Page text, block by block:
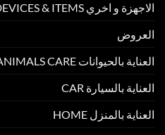
الاجهزة و اخري DEVICES & ITEMS
العروض
العناية بالحيوانات ANIMALS CARE
العناية بالسيارة CAR
العناية بالمنزل HOME